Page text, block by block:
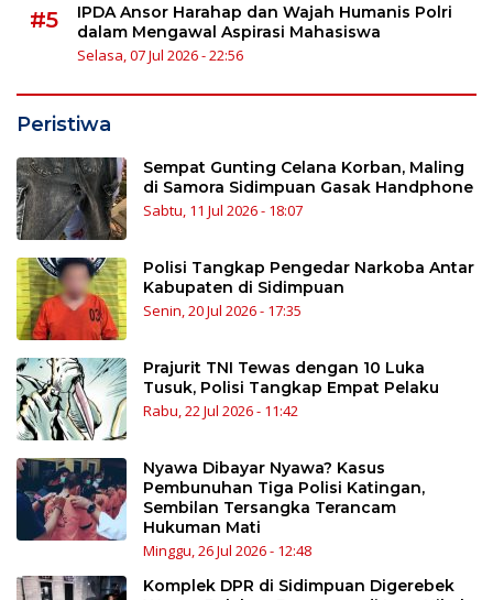
#5
IPDA Ansor Harahap dan Wajah Humanis Polri
dalam Mengawal Aspirasi Mahasiswa
Selasa, 07 Jul 2026 - 22:56
Peristiwa
Sempat Gunting Celana Korban, Maling
di Samora Sidimpuan Gasak Handphone
Sabtu, 11 Jul 2026 - 18:07
Polisi Tangkap Pengedar Narkoba Antar
Kabupaten di Sidimpuan
Senin, 20 Jul 2026 - 17:35
Prajurit TNI Tewas dengan 10 Luka
Tusuk, Polisi Tangkap Empat Pelaku
Rabu, 22 Jul 2026 - 11:42
Nyawa Dibayar Nyawa? Kasus
Pembunuhan Tiga Polisi Katingan,
Sembilan Tersangka Terancam
Hukuman Mati
Minggu, 26 Jul 2026 - 12:48
Komplek DPR di Sidimpuan Digerebek